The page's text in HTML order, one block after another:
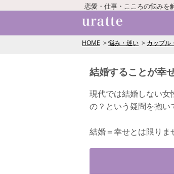
恋愛・仕事・こころの悩みを
HOME 悩み・迷い カップル
結婚することが幸
現代では結婚しない
の？という疑問を抱い
結婚＝幸せとは限りま